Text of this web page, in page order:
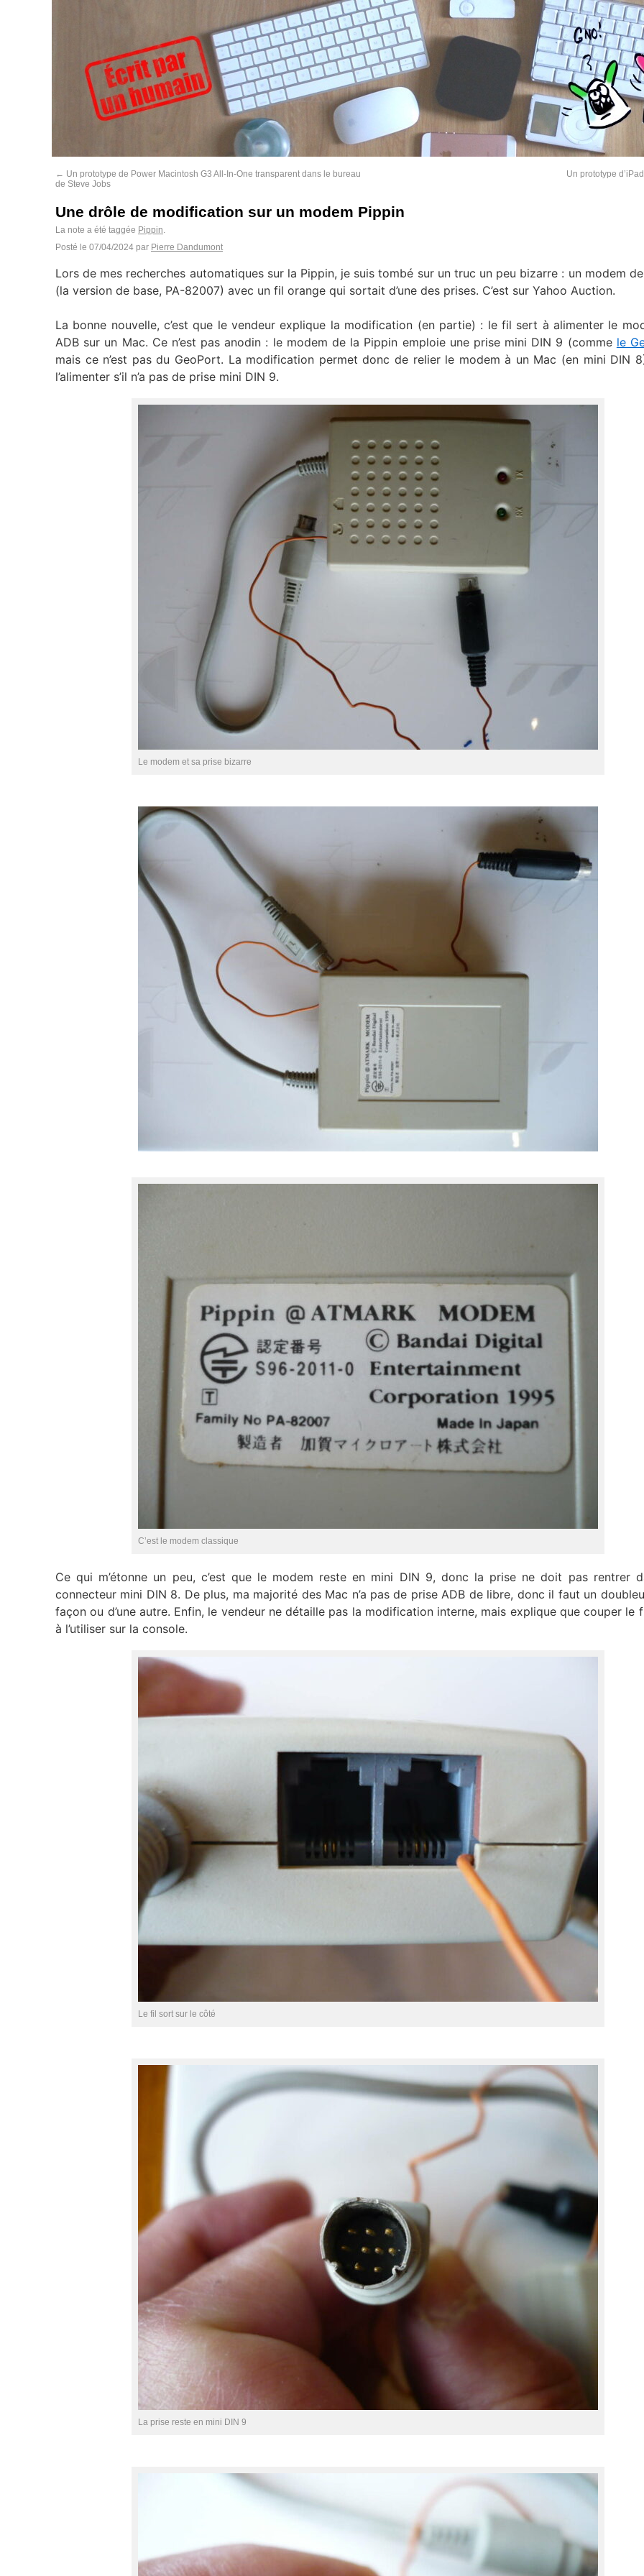
← Un prototype de Power Macintosh G3 All-In-One transparent dans le bureau
de Steve Jobs
Un prototype
Une drôle de modification sur un modem Pippin
La note a été taggée Pippin.
Posté le 07/04/2024 par Pierre Dandumont
Lors de mes recherches automatiques sur la Pippin, je suis tombé sur un truc un peu bizarre : un modem
(la version de base, PA-82007) avec un fil orange qui sortait d’une des prises. C’est sur Yahoo Auction.
La bonne nouvelle, c’est que le vendeur explique la modification (en partie) : le fil sert à alimenter le
ADB sur un Mac. Ce n’est pas anodin : le modem de la Pippin emploie une prise mini DIN 9 (comme le
mais ce n’est pas du GeoPort. La modification permet donc de relier le modem à un Mac (en mini DIN
l’alimenter s’il n’a pas de prise mini DIN 9.
Le modem et sa prise bizarre
C’est le modem classique
Ce qui m’étonne un peu, c’est que le modem reste en mini DIN 9, donc la prise ne doit pas rentrer
connecteur mini DIN 8. De plus, ma majorité des Mac n’a pas de prise ADB de libre, donc il faut un
façon ou d’une autre. Enfin, le vendeur ne détaille pas la modification interne, mais explique que couper le
à l’utiliser sur la console.
Le fil sort sur le côté
La prise reste en mini DIN 9